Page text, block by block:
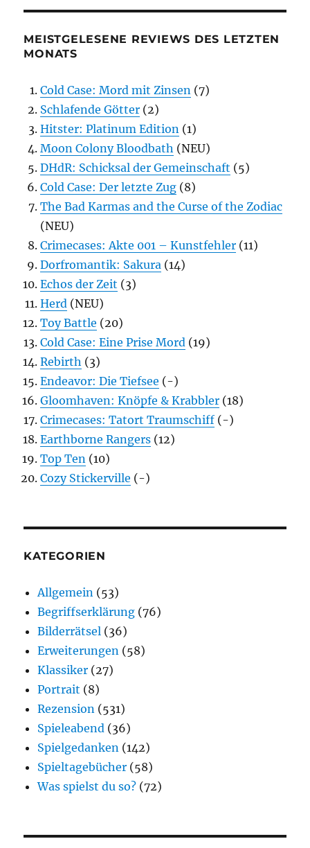
MEISTGELESENE REVIEWS DES LETZTEN
MONATS
Cold Case: Mord mit Zinsen (7)
Schlafende Götter (2)
Hitster: Platinum Edition (1)
Moon Colony Bloodbath (NEU)
DHdR: Schicksal der Gemeinschaft (5)
Cold Case: Der letzte Zug (8)
The Bad Karmas and the Curse of the Zodiac
(NEU)
Crimecases: Akte 001 – Kunstfehler (11)
Dorfromantik: Sakura (14)
Echos der Zeit (3)
Herd (NEU)
Toy Battle (20)
Cold Case: Eine Prise Mord (19)
Rebirth (3)
Endeavor: Die Tiefsee (-)
Gloomhaven: Knöpfe & Krabbler (18)
Crimecases: Tatort Traumschiff (-)
Earthborne Rangers (12)
Top Ten (10)
Cozy Stickerville (-)
KATEGORIEN
Allgemein (53)
Begriffserklärung (76)
Bilderrätsel (36)
Erweiterungen (58)
Klassiker (27)
Portrait (8)
Rezension (531)
Spieleabend (36)
Spielgedanken (142)
Spieltagebücher (58)
Was spielst du so? (72)